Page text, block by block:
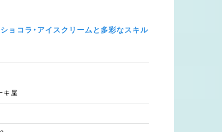
ョコラ・アイスクリームと多彩なスキル
キ屋